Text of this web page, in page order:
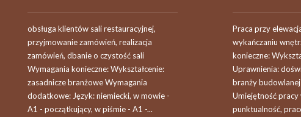
obsługa klientów sali restauracyjnej,
przyjmowanie zamówień, realizacja
zamówień, dbanie o czystość sali
Wymagania konieczne: Wykształcenie:
zasadnicze branżowe Wymagania
dodatkowe: Język: niemiecki, w mowie -
A1 - początkujący, w piśmie - A1 -...
Praca przy
wykańczaniu
konieczne:
Uprawnienia:
branży
Umiejętność pracy
punktualność,